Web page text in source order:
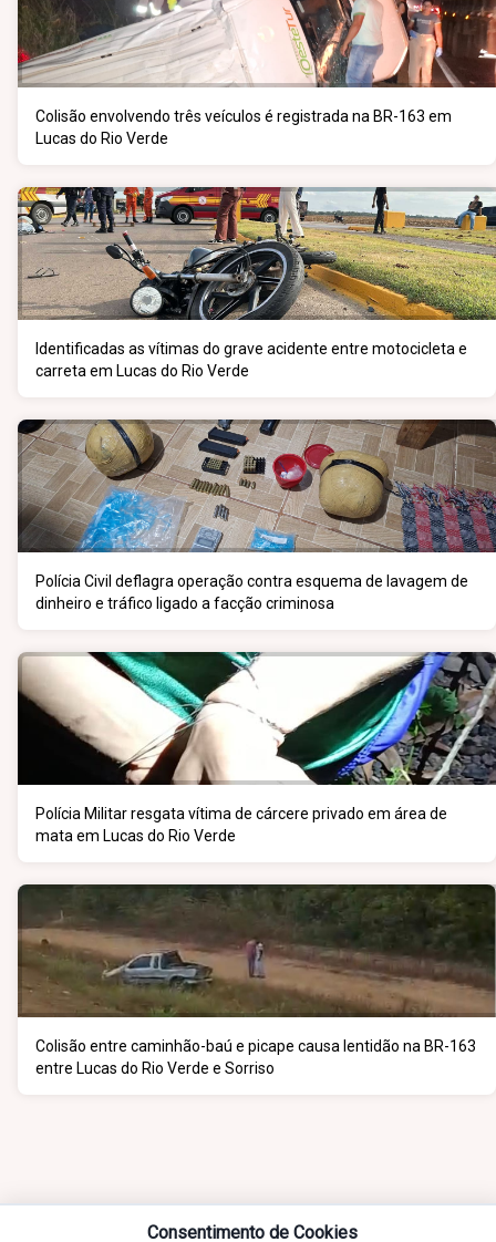
Colisão envolvendo três veículos é registrada na BR-163 em
Lucas do Rio Verde
Identificadas as vítimas do grave acidente entre motocicleta e
carreta em Lucas do Rio Verde
Polícia Civil deflagra operação contra esquema de lavagem de
dinheiro e tráfico ligado a facção criminosa
Polícia Militar resgata vítima de cárcere privado em área de
mata em Lucas do Rio Verde
Colisão entre caminhão-baú e picape causa lentidão na BR-163
entre Lucas do Rio Verde e Sorriso
Consentimento de Cookies